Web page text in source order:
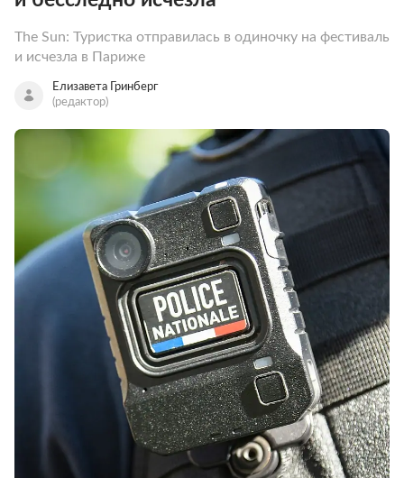
The Sun: Туристка отправилась в одиночку на фестиваль
и исчезла в Париже
Елизавета Гринберг
(редактор)